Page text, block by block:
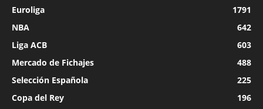
Euroliga
1791
NBA
642
Liga ACB
603
Mercado de Fichajes
488
Selección Española
225
Copa del Rey
196